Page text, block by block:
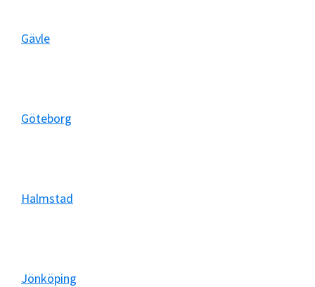
Gävle
Göteborg
Halmstad
Jönköping